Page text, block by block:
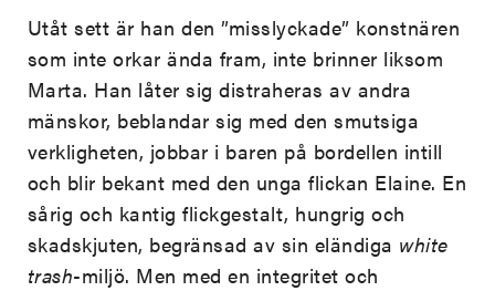
Utåt sett är han den ”misslyckade” konstnären
som inte orkar ända fram, inte brinner liksom
Marta. Han låter sig distraheras av andra
mänskor, beblandar sig med den smutsiga
verkligheten, jobbar i baren på bordellen intill
och blir bekant med den unga flickan Elaine. En
sårig och kantig flickgestalt, hungrig och
skadskjuten, begränsad av sin eländiga white
trash-miljö. Men med en integritet och